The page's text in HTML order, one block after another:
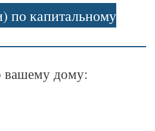
по капитальному
вашему дому: